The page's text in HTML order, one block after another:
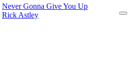
Never Gonna Give You Up
Rick Astley